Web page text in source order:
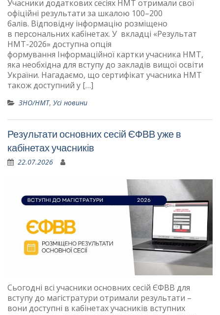
Учасники додаткових сесіях НМТ отримали свої
офіційні результати за шкалою 100–200
балів. Відповідну інформацію розміщено
в персональних кабінетах. У вкладці «Результат
НМТ-2026» доступна опція
формування Інформаційної картки учасника НМТ,
яка необхідна для вступу до закладів вищої освіти
України. Нагадаємо, що сертифікат учасника НМТ
також доступний у […]
ЗНО/НМТ, Усі новини
Результати основних сесій ЄФВВ уже в
кабінетах учасників
22.07.2026
Сьогодні всі учасники основних сесій ЄФВВ для
вступу до магістратури отримали результати –
вони доступні в кабінетах учасників вступних